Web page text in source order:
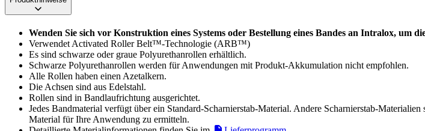
Wenden Sie sich vor Konstruktion eines Systems oder Bestellung eines Bandes an Intralox, um
Verwendet Activated Roller Belt™-Technologie (ARB™)
Es sind schwarze oder graue Polyurethanrollen erhältlich.
Schwarze Polyurethanrollen werden für Anwendungen mit Produkt-Akkumulation nicht empfohlen.
Alle Rollen haben einen Azetalkern.
Die Achsen sind aus Edelstahl.
Rollen sind in Bandlaufrichtung ausgerichtet.
Jedes Bandmaterial verfügt über ein Standard-Scharnierstab-Material. Andere Scharnierstab-
Material für Ihre Anwendung zu ermitteln.